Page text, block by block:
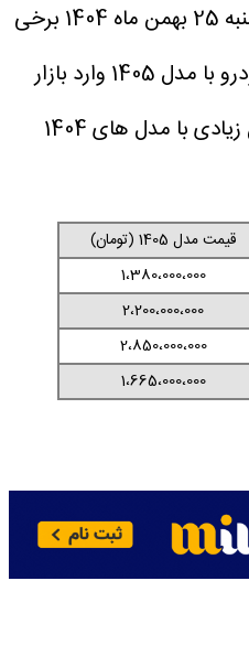
تا امروز شنبه 25 بهمن ماه 1404 برخی
از محصولات شرکت ایران خودرو با مدل 1405 وارد بازار
شده که اختلاف قیمت چندان زیادی با مدل های 1404
قیمت مدل 1405 (تومان)
1،380،000،000
2،200،000،000
2،850،000،000
1،665،000،000